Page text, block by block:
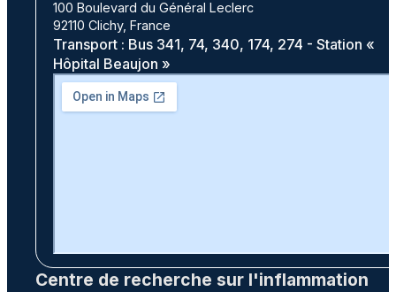
100 Boulevard du Général Leclerc
92110 Clichy, France
Transport : Bus 341, 74, 340, 174, 274 - Station «
Hôpital Beaujon »
Centre de recherche sur l'inflammation